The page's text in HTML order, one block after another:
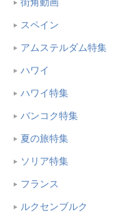
スペイン
アムステルダム特集
ハワイ
ハワイ特集
バンコク特集
夏の旅特集
ソリア特集
フランス
ルクセンブルク